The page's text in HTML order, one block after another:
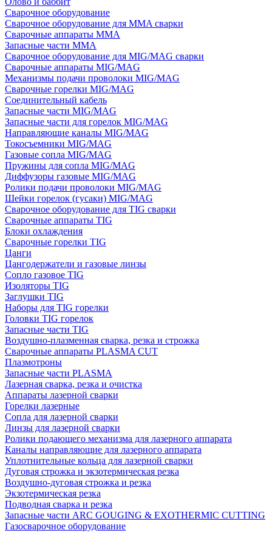
Сварочное оборудование
Сварочное оборудование для MMA сварки
Сварочные аппараты MMA
Запасные части MMA
Сварочное оборудование для MIG/MAG сварки
Сварочные аппараты MIG/MAG
Механизмы подачи проволоки MIG/MAG
Сварочные горелки MIG/MAG
Соединительный кабель
Запасные части MIG/MAG
Запасные части для горелок MIG/MAG
Направляющие каналы MIG/MAG
Токосъемники MIG/MAG
Газовые сопла MIG/MAG
Пружины для сопла MIG/MAG
Диффузоры газовые MIG/MAG
Ролики подачи проволоки MIG/MAG
Шейки горелок (гусаки) MIG/MAG
Сварочное оборудование для TIG сварки
Сварочные аппараты TIG
Блоки охлаждения
Сварочные горелки TIG
Цанги
Цангодержатели и газовые линзы
Сопло газовое TIG
Изоляторы TIG
Заглушки TIG
Наборы для TIG горелки
Головки TIG горелок
Запасные части TIG
Воздушно-плазменная сварка, резка и строжка
Сварочные аппараты PLASMA CUT
Плазмотроны
Запасные части PLASMA
Лазерная сварка, резка и очистка
Аппараты лазерной сварки
Горелки лазерные
Сопла для лазерной сварки
Линзы для лазерной сварки
Ролики подающего механизма для лазерного аппарата
Каналы направляющие для лазерного аппарата
Уплотнительные кольца для лазерной сварки
Дуговая строжка и экзотермическая резка
Воздушно-дуговая строжка и резка
Экзотермическая резка
Подводная сварка и резка
Запасные части ARC GOUGING & EXOTHERMIC CUTTING
Газосварочное оборудование